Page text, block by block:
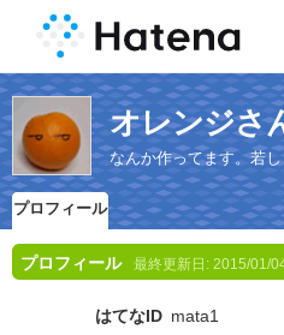
オレンジさ
なんか作ってます。若
プロフィール
プロフィール 最終更新日: 2015/01/
はてなID mata1